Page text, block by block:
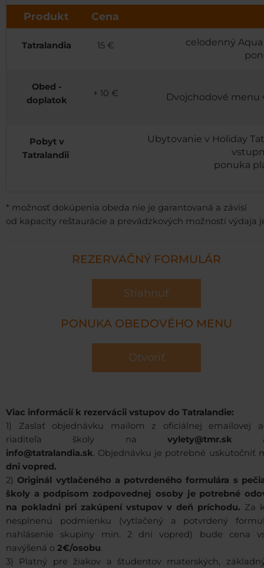
Produkt Cena
Tatralandia 15 €
celodenný
Obed -
doplatok
+ 10 € Dvojchodové menu
Pobyt v
Tatralandii
Ubytovanie v Holiday
ponuka
* možnosť dokúpenia obeda nie je garantovaná a závisí
od kapacity reštaurácie a prevádzkových možností výdaja
REZERVAČNÝ FORMULÁR
Stiahnuť
PONUKA OBEDOVÉHO MENU
Otvoriť
Viac informácií k rezervácii vstupov do Tatralandie:
1) Zaslať objednávku mailom z oficiálnej emailovej
riaditeľa školy na vylety@tmr.sk
info@tatralandia.sk. Objednávku je potrebné uskutočniť
dni vopred.
2) Originál vytlačeného a potvrdeného formulára s
školy a podpisom zodpovednej osoby je potrebné
na pokladni pri zakúpení vstupov v deň príchodu. Za
nesplnenú podmienku (vytlačený a potvrdený
nahlásenie skupiny min. 2 dni vopred) bude cena
navýšená o 2€/osobu.
3) Platný pre žiakov a študentov materských,